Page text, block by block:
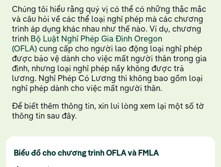
Chúng tôi hiểu rằng quý vị có thể có những thắc mắc
và câu hỏi về các thể loại nghỉ phép mà các chương
trình áp dụng khác nhau như thế nào. Ví dụ, chương
trình Bộ Luật Nghỉ Phép Gia Đình Oregon
(OFLA) cung cấp cho người lao động loại nghỉ phép
được bảo vệ dành cho việc mất người thân trong gia
đình, nhưng loại nghỉ phép nầy không được trả
lương. Nghỉ Phép Có Lương thì không bao gồm loại
nghỉ phép dành cho việc mất người thân.
Để biết thêm thông tin, xin lui lòng xem lại một số tờ
thông tin sau đây.
Biểu đồ cho chương trình OFLA và FMLA